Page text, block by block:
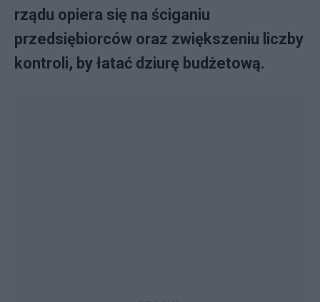
rządu opiera się na ściganiu
przedsiębiorców oraz zwiększeniu liczby
kontroli, by łatać dziurę budżetową.